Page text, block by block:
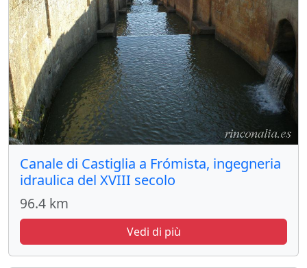
Canale di Castiglia a Frómista, ingegneria
idraulica del XVIII secolo
96.4 km
Vedi di più